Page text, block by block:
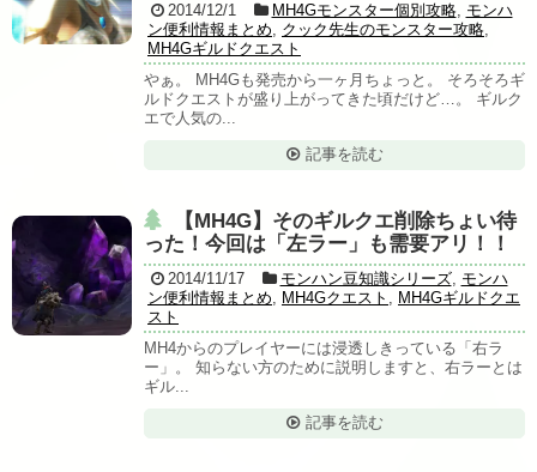
2014/12/1 MH4Gモンスター個別攻略, モンハ
ン便利情報まとめ, クック先生のモンスター攻略,
MH4Gギルドクエスト
やぁ。 MH4Gも発売から一ヶ月ちょっと。 そろそろギ
ルドクエストが盛り上がってきた頃だけど…。 ギルク
エで人気の...
記事を読む
【MH4G】そのギルクエ削除ちょい待
った！今回は「左ラー」も需要アリ！！
2014/11/17 モンハン豆知識シリーズ, モンハ
ン便利情報まとめ, MH4Gクエスト , MH4Gギルドクエ
スト
MH4からのプレイヤーには浸透しきっている「右ラ
ー」。 知らない方のために説明しますと、右ラーとは
ギル...
記事を読む